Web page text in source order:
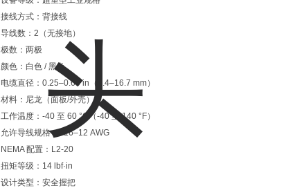
接线方式：背接线
导线数：2（无接地）
极数：两极
颜色：白色 / 黑色
电缆直径：0.25–0.66 in（6.4–16.7 mm）
材料：尼龙（面板/外壳）
工作温度：-40 至 60 °C（-40 至 140 °F）
允许导线规格：#16–12 AWG
NEMA 配置：L2-20
扭矩等级：14 lbf·in
设计类型：安全握把